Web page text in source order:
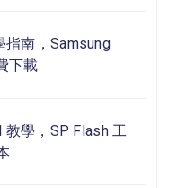
指南，Samsung
下載
學，SP Flash 工